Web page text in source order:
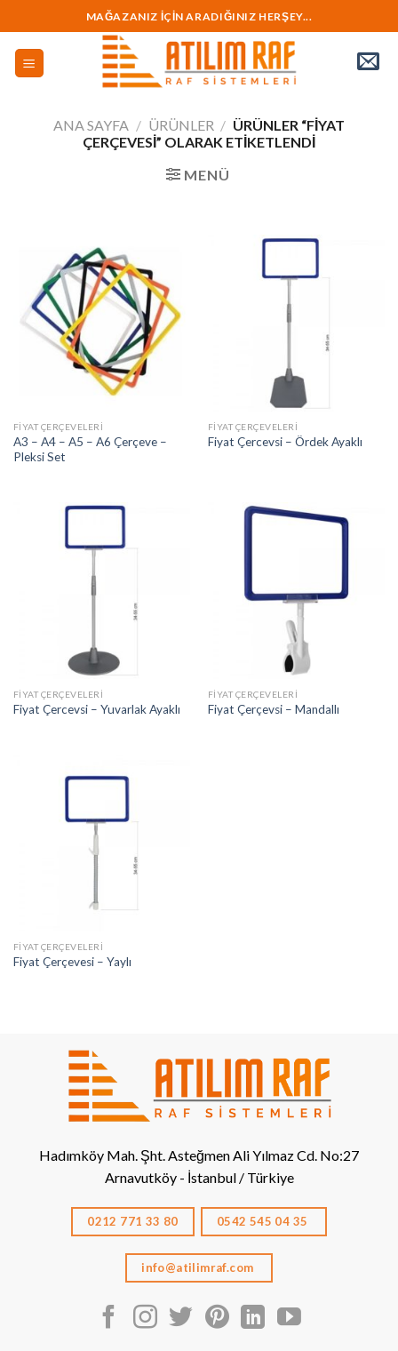
geç
MAĞAZANIZ İÇİN ARADIĞINIZ HERŞEY...
ANA SAYFA / ÜRÜNLER / ÜRÜNLER “FIYAT
ÇERÇEVESI” OLARAK ETIKETLENDI
MENÜ
FIYAT ÇERÇEVELERI
A3 – A4 – A5 – A6 Çerçeve –
Pleksi Set
FIYAT ÇERÇEVELERI
Fiyat Çercevsi – Ördek Ayaklı
FIYAT ÇERÇEVELERI
Fiyat Çercevsi – Yuvarlak Ayaklı
FIYAT ÇERÇEVELERI
Fiyat Çerçevsi – Mandallı
FIYAT ÇERÇEVELERI
Fiyat Çerçevesi – Yaylı
Hadımköy Mah. Şht. Asteğmen Ali Yılmaz Cd. No:27
Arnavutköy - İstanbul / Türkiye
0212 771 33 80 0542 545 04 35
info@atilimraf.com